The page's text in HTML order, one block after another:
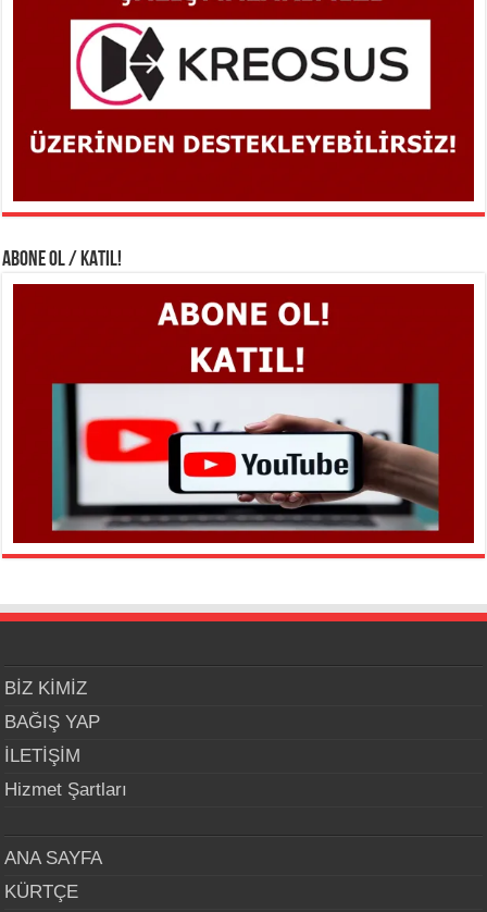
ABONE OL / KATIL!
BİZ KİMİZ
BAĞIŞ YAP
İLETİŞİM
Hizmet Şartları
ANA SAYFA
KÜRTÇE